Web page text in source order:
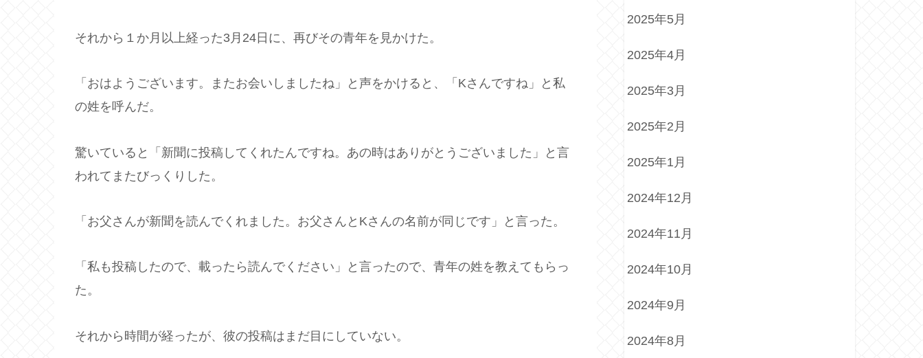
それから１か月以上経った3月24日に、再びその青年を見かけた。
「おはようございます。またお会いしましたね」と声をかけると、「Kさんですね」と私
の姓を呼んだ。
驚いていると「新聞に投稿してくれたんですね。あの時はありがとうございました」と言
われてまたびっくりした。
「お父さんが新聞を読んでくれました。お父さんとKさんの名前が同じです」と言った。
「私も投稿したので、載ったら読んでください」と言ったので、青年の姓を教えてもらっ
た。
それから時間が経ったが、彼の投稿はまだ目にしていない。
2025年5月
2025年4月
2025年3月
2025年2月
2025年1月
2024年12月
2024年11月
2024年10月
2024年9月
2024年8月